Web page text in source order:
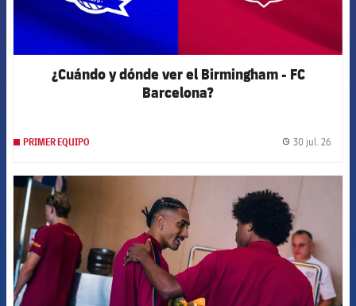
¿Cuándo y dónde ver el Birmingham - FC
Barcelona?
PRIMER EQUIPO 30 jul. 26